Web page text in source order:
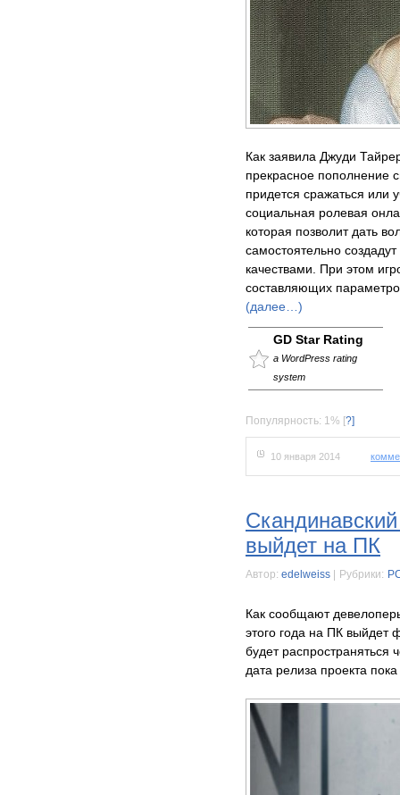
Как заявила Джуди
прекрасное пополнение
придется сражаться или
социальная ролевая
которая позволит дать
самостоятельно
качествами. При этом
составляющих
(далее…)
GD Star Rating
a WordPress rating
system
Популярность: 1% [?]
10 января 2014
выйдет на ПК
Автор: edelweiss Рубрики:
Как сообщают
этого года на ПК выйдет
будет распространяться
дата релиза проекта